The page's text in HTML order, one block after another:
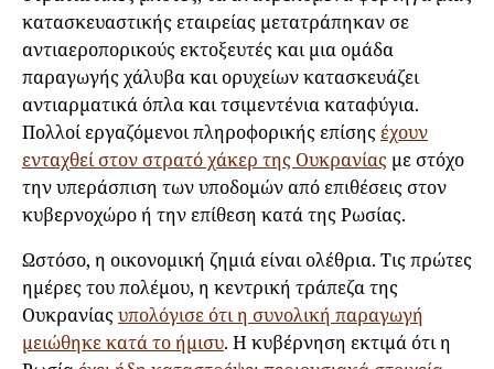
κατασκευαστικής εταιρείας μετατράπηκαν σε
αντιαεροπορικούς εκτοξευτές και μια ομάδα
παραγωγής χάλυβα και ορυχείων κατασκευάζει
αντιαρματικά όπλα και τσιμεντένια καταφύγια.
Πολλοί εργαζόμενοι πληροφορικής επίσης έχουν
ενταχθεί στον στρατό χάκερ της Ουκρανίας με στόχο
την υπεράσπιση των υποδομών από επιθέσεις στον
κυβερνοχώρο ή την επίθεση κατά της Ρωσίας.
Ωστόσο, η οικονομική ζημιά είναι ολέθρια. Τις πρώτες
ημέρες του πολέμου, η κεντρική τράπεζα της
Ουκρανίαςυπολόγισε ότι η συνολική παραγωγή
μειώθηκε κατά το ήμισυ. Η κυβέρνηση εκτιμά ότι η